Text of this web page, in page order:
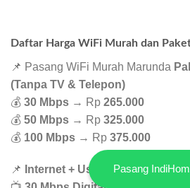
Daftar Harga WiFi Murah dan
📌 Pasang WiFi Murah Marunda
(Tanpa TV & Telepon)
💰 30 Mbps → Rp 265.000
💰 50 Mbps → Rp 325.000
💰 100 Mbps → Rp 375.000
📌
Internet + UseeTVPasang